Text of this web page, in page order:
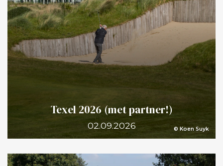
© Koen Suyk
Texel 2026 (met partner!)
02.09.2026